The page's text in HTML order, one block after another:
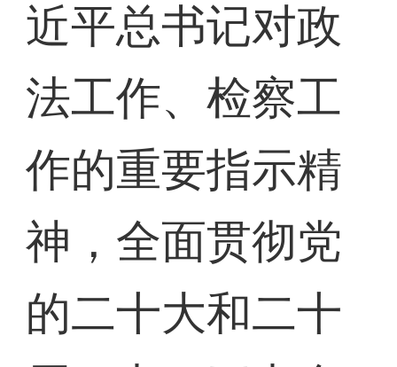
近平总书记对政
法工作、检察工
作的重要指示精
神，全面贯彻党
的二十大和二十